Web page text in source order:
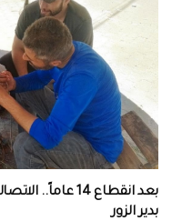
بعد انقطاع 14
بدير الزور